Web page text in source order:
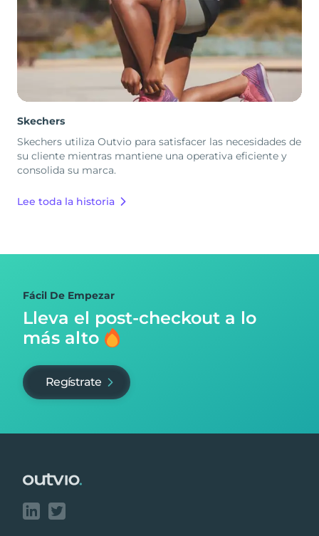
Skechers
Skechers utiliza Outvio para satisfacer las necesidades de
su cliente mientras mantiene una operativa eficiente y
consolida su marca.
Lee toda la historia
Fácil De Empezar
Lleva el post-checkout a lo
más alto
Regístrate